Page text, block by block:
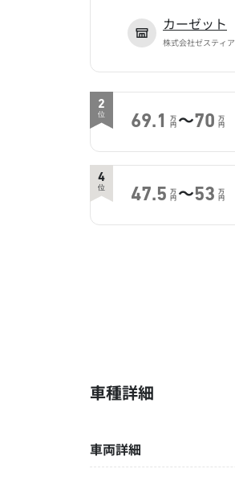
カーゼット
株式会社ゼスティア
2
位 69.1 万
円 ～70 万
円
4
位 47.5 万
円 ～53 万
円
車種詳細
車両詳細